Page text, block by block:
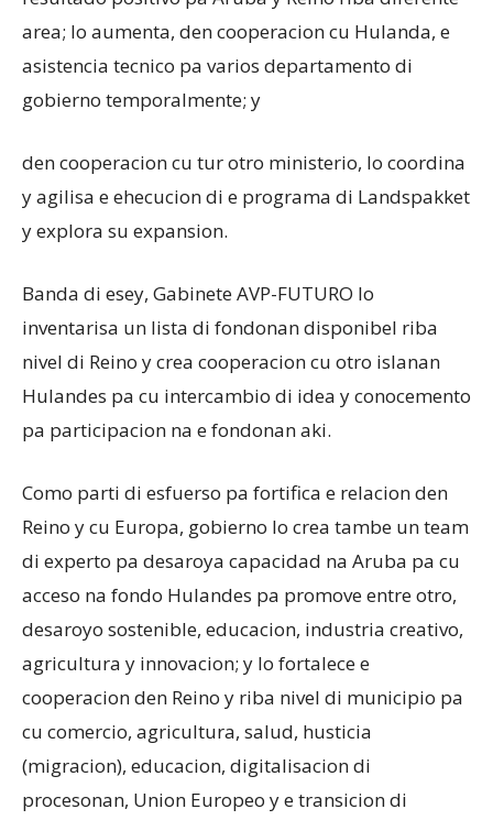
area; lo aumenta, den cooperacion cu Hulanda, e
asistencia tecnico pa varios departamento di
gobierno temporalmente; y
den cooperacion cu tur otro ministerio, lo coordina
y agilisa e ehecucion di e programa di Landspakket
y explora su expansion.
Banda di esey, Gabinete AVP-FUTURO lo
inventarisa un lista di fondonan disponibel riba
nivel di Reino y crea cooperacion cu otro islanan
Hulandes pa cu intercambio di idea y conocemento
pa participacion na e fondonan aki.
Como parti di esfuerso pa fortifica e relacion den
Reino y cu Europa, gobierno lo crea tambe un team
di experto pa desaroya capacidad na Aruba pa cu
acceso na fondo Hulandes pa promove entre otro,
desaroyo sostenible, educacion, industria creativo,
agricultura y innovacion; y lo fortalece e
cooperacion den Reino y riba nivel di municipio pa
cu comercio, agricultura, salud, husticia
(migracion), educacion, digitalisacion di
procesonan, Union Europeo y e transicion di